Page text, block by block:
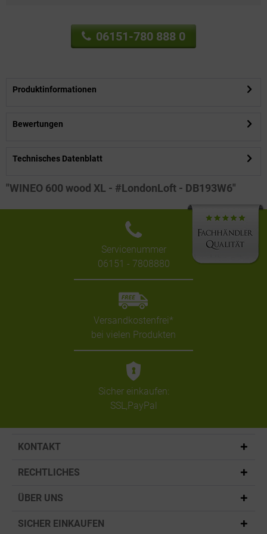
06151-780 888 0
Produktinformationen
Bewertungen
Technisches Datenblatt
"WINEO 600 wood XL - #LondonLoft - DB193W6"
Servicenummer
06151 - 7808880
Versandkostenfrei*
bei vielen Produkten
Sicher einkaufen:
SSL,PayPal
KONTAKT
RECHTLICHES
ÜBER UNS
SICHER EINKAUFEN